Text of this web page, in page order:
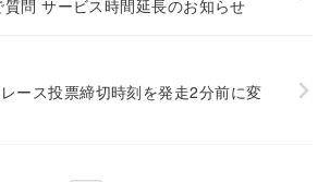
質問 サービス時間延長のお知らせ
ース投票締切時刻を発走2分前に変